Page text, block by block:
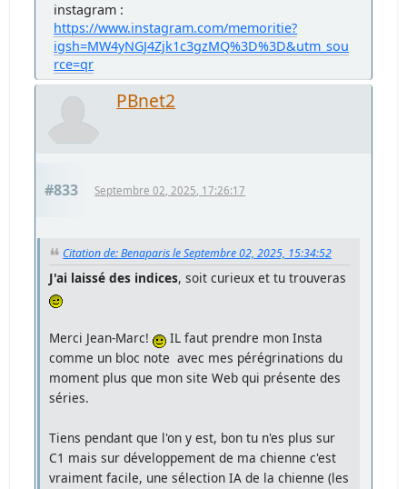
instagram :
https://www.instagram.com/memoritie?
igsh=MW4yNGJ4Zjk1c3gzMQ%3D%3D&utm_sou
rce=qr
PBnet2
#833 Septembre 02, 2025, 17:26:17
Citation de: Benaparis le Septembre 02, 2025, 15:34:52
J'ai laissé des indices, soit curieux et tu trouveras
Merci Jean-Marc!
IL faut prendre mon Insta
comme un bloc note avec mes pérégrinations du
moment plus que mon site Web qui présente des
séries.
Tiens pendant que l'on y est, bon tu n'es plus sur
C1 mais sur développement de ma chienne c'est
vraiment facile, une sélection IA de la chienne (les